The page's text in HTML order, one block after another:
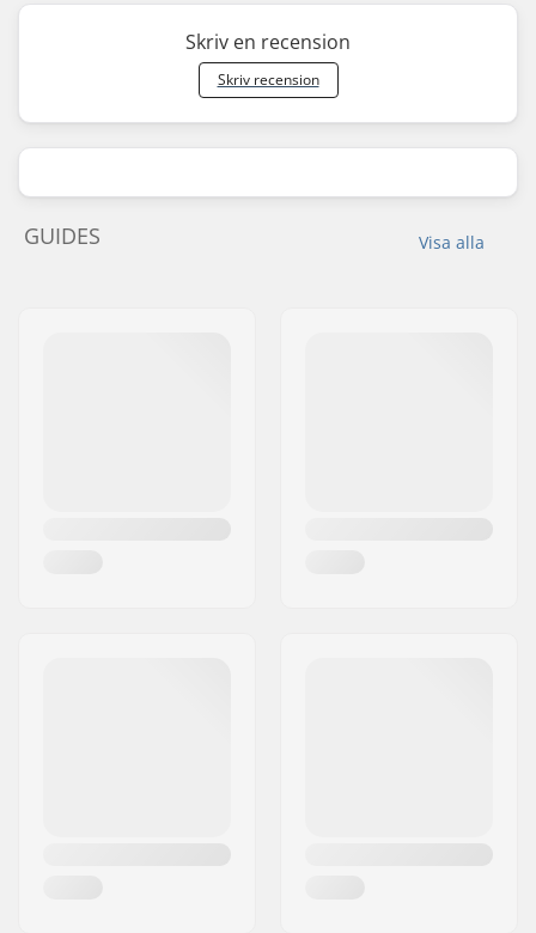
Skriv en recension
Skriv recension
Visa alla
GUIDES